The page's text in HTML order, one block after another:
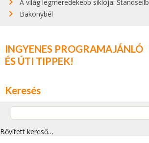
A világ legmeredekebb siklója:
Bakonybél
INGYENES PROGRAMAJÁNLÓ
ÉS ÚTI TIPPEK!
Keresés
Bővített kereső…